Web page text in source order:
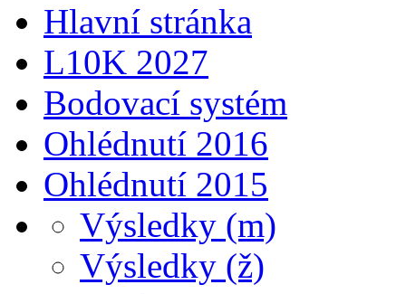
Hlavní stránka
L10K 2027
Bodovací systém
Ohlédnutí 2016
Ohlédnutí 2015
Výsledky (m)
Výsledky (ž)